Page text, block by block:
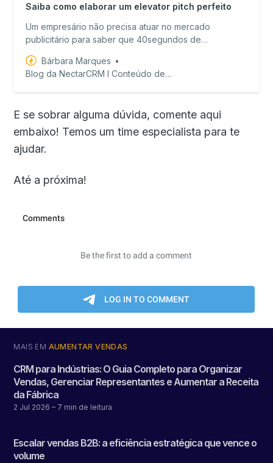
Saiba como elaborar um elevator pitch perfeito
Um empresário não precisa atuar no mercado
publicitário para saber que 40segundos de
valem ouro. Apesarde terem focos totalmente
diferentes, é possível dizer que uma
Bárbara Marques
Blog da NectarCRM I Conteúdo de valor para equipes de vendas!
E se sobrar alguma dúvida, comente aqui
embaixo! Temos um time especialista para te
ajudar.
Até a próxima!
MAIS EM AUMENTAR VENDAS
CRM para Indústrias: O Guia Completo para Organizar
Vendas, Gerenciar Representantes e Aumentar a Receita
da Fábrica
2 Jul 2026 – 7 min de leitura
Escalar vendas B2B: a eficiência estratégica que vence o
volume